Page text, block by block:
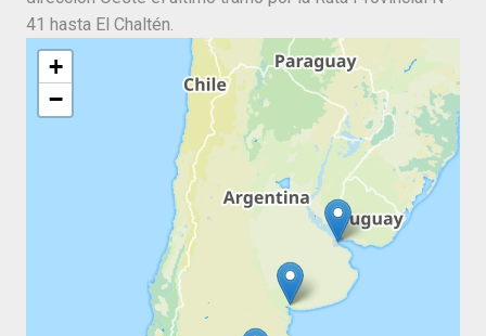
41 hasta El Chaltén.
+
−